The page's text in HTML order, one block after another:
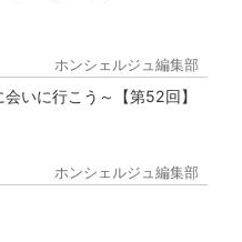
ホンシェルジュ編集部
いに行こう～【第52回】
ホンシェルジュ編集部